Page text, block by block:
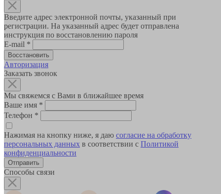
Введите адрес электронной почты, указанный при
регистрации. На указанный адрес будет отправлена
инструкция по восстановлению пароля
E-mail *
Авторизация
Заказать звонок
Мы свяжемся с Вами в ближайшее время
Ваше имя *
Телефон *
Нажимая на кнопку ниже, я даю согласие на обработку
персональных данных в соответствии с Политикой
конфиденциальности
Способы связи